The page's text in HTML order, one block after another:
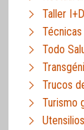
Taller I+D
Técnicas
Todo
Trucos
Turismo